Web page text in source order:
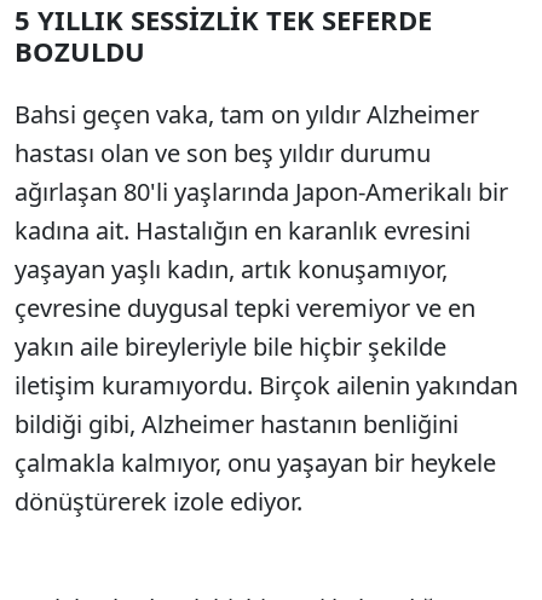
SÖZCÜ SON DAKİKA
5 YILLIK SESSİZLİK TEK SEFERDE
BOZULDU
Bahsi geçen vaka, tam on yıldır Alzheimer
hastası olan ve son beş yıldır durumu
ağırlaşan 80'li yaşlarında Japon-Amerikalı bir
kadına ait. Hastalığın en karanlık evresini
yaşayan yaşlı kadın, artık konuşamıyor,
çevresine duygusal tepki veremiyor ve en
yakın aile bireyleriyle bile hiçbir şekilde
iletişim kuramıyordu. Birçok ailenin yakından
bildiği gibi, Alzheimer hastanın benliğini
çalmakla kalmıyor, onu yaşayan bir heykele
dönüştürerek izole ediyor.